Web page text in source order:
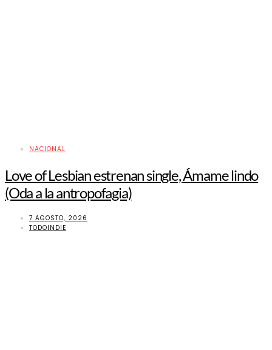
NACIONAL
Love of Lesbian estrenan single, Ámame lindo
(Oda a la antropofagia)
7 AGOSTO, 2026
TODOINDIE